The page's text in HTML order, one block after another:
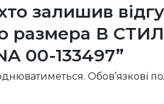
залишив
размера В
00-133497”
Обов’язкові